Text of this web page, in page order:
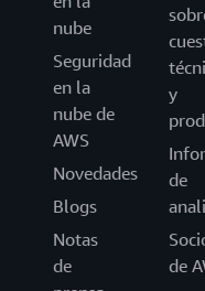
nube
Seguridad
en la
nube de
AWS
Novedades
Blogs
Notas
de
y
de
de